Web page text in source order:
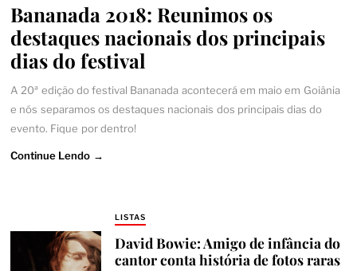
Bananada 2018: Reunimos os
destaques nacionais dos principais
dias do festival
A 20ª edição do festival Bananada acontecerá em maio em Goiânia
e nós separamos os destaques nacionais dos principais dias do
evento. Fique por dentro!
Continue Lendo →
LISTAS
David Bowie: Amigo de infância do
cantor conta história de fotos raras